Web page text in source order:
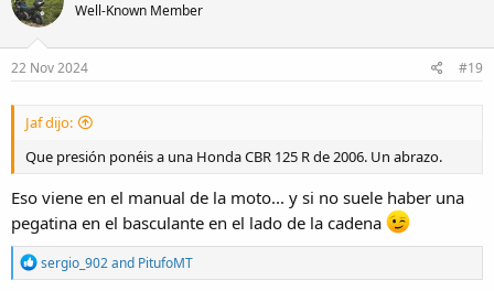
Well-Known Member
22 Nov 2024 #19
Jaf dijo:
Que presión ponéis a una Honda CBR 125 R de 2006. Un abrazo.
Eso viene en el manual de la moto... y si no suele haber una
pegatina en el basculante en el lado de la cadena
R
e
sergio_902and PitufoMT